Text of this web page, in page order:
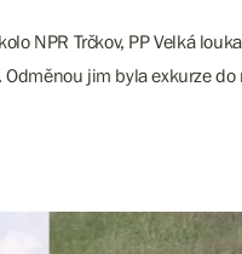
NPR Trčkov, PP Velká
jim byla exkurze do